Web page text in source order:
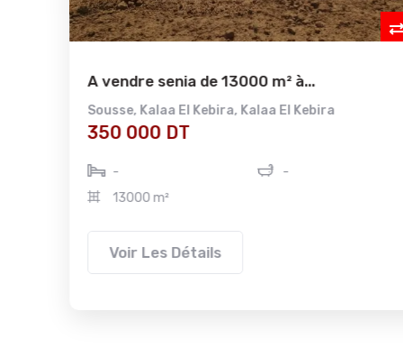
A vendre senia de 13000 m² à...
Kalaa El Kebira ,Kalaa El Kebira
350 000 DT
13000 m²
Voir Les Détails